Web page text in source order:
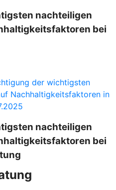
nachteiligen
bei
der wichtigsten
Nachhaltigkeitsfaktoren in
nachteiligen
bei